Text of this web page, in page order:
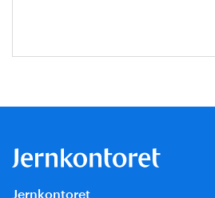
Jernkontoret